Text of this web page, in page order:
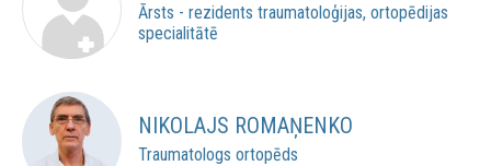
Ārsts - rezidents traumatoloģijas, ortopēdijas
specialitātē
NIKOLAJS ROMAŅENKO
Traumatologs ortopēds